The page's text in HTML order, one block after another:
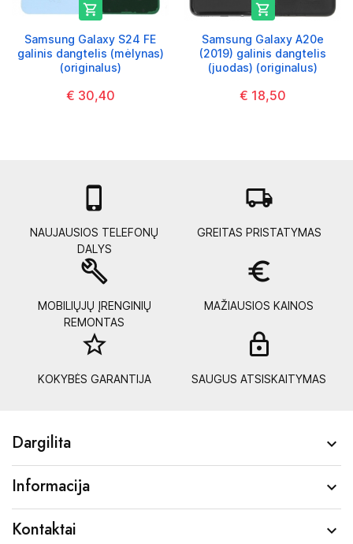

Samsung Galaxy S24 FE
galinis dangtelis (mėlynas)
(originalus)
€ 30,40

Samsung Galaxy A20e
(2019) galinis dangtelis
(juodas) (originalus)
€ 18,50

NAUJAUSIOS TELEFONŲ
DALYS
local_shipping
GREITAS PRISTATYMAS
build
MOBILIŲJŲ ĮRENGINIŲ
REMONTAS
euro_symbol
MAŽIAUSIOS KAINOS
star_border
KOKYBĖS GARANTIJA SAUGUS ATSISKAITYMAS
Dargilita 
Informacija 
Kontaktai 